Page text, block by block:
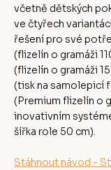
včetně dětských
ve čtyřech
řešení pro své
(flizelín o gramáži
(flizelín o gramáži
(tisk na samolepicí
(Premium flizelín o
inovativním
šířka role 50 cm).
Stáhnout návod -